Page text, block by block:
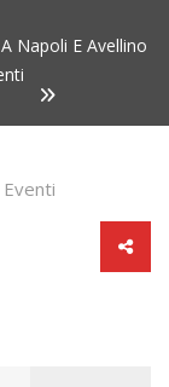
Napoli E Avellino